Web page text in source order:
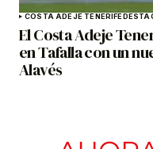
COSTA ADEJE TENERIFE
El Costa Adeje
en Tafalla con un
Alavés